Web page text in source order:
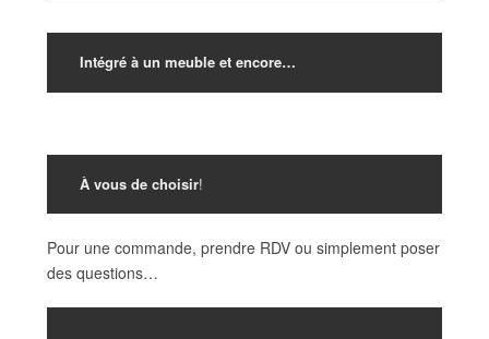
Intégré à un meuble et encore…
À vous de choisir!
Pour une commande, prendre RDV ou simplement poser
des questions…